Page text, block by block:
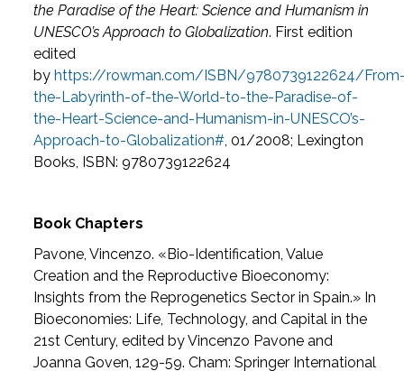
the Paradise of the Heart: Science and Humanism in
UNESCO’s Approach to Globalization. First edition
edited
by https://rowman.com/ISBN/9780739122624/
the-Labyrinth-of-the-World-to-the-Paradise-of-
the-Heart-Science-and-Humanism-in-UNESCO’s-
Approach-to-Globalization#, 01/2008; Lexington
Books, ISBN: 9780739122624
Book Chapters
Pavone, Vincenzo. «Bio-Identification, Value
Creation and the Reproductive Bioeconomy:
Insights from the Reprogenetics Sector in Spain.» In
Bioeconomies: Life, Technology, and Capital in the
21st Century, edited by Vincenzo Pavone and
Joanna Goven, 129-59. Cham: Springer International